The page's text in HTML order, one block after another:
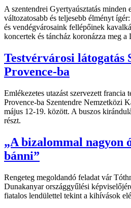
A szentendrei Gyertyaúsztatás minden
változatosabb és teljesebb élményt
és vendégvárosaink fellépőinek
koncertek és táncház koronázza meg a
Testvérvárosi látogatás
Provence-ba
Emlékezetes utazást szervezett francia
Provence-ba Szentendre Nemzetközi
május 12-19. között. A buszos
részt.
„A bizalommal nagyon
bánni”
Rengeteg megoldandó feladat vár
Dunakanyar országgyűlési
fiatalos lendülettel tekint a kihívások